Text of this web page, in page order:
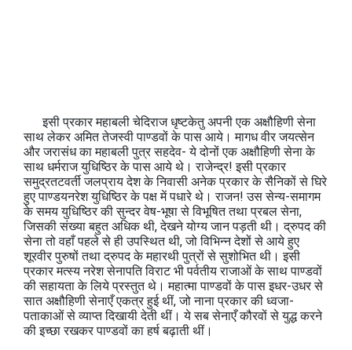
इसी प्रकार महाबली चेदिराज धृष्टकेतु अपनी एक अक्षौहिणी सेना
साथ लेकर अमित तेजस्वी पाण्डवों के पास आये। मागध वीर जयत्सेन
और जरासंध का महाबली पुत्र सहदेव- ये दोनों एक अक्षौहिणी सेना के
साथ धर्मराज युधिष्ठिर के पास आये थे। राजेन्द्र! इसी प्रकार
समुद्रतटवर्ती जलप्राय देश के निवासी अनेक प्रकार के सैनिकों से घिरे
हुए पाण्डयनरेश युधिष्ठिर के पक्ष में पधारे थे। राजन! उस सेन्य-समागम
के समय युधिष्ठिर की सुन्दर वेष-भूषा से विभूषित तथा प्रबल सेना,
जिसकी संख्या बहुत अधिक थी, देखने योग्य जान पड़ती थी। द्रुपद की
सेना तो वहाँ पहले से ही उपस्थित थी, जो विभिन्न देशों से आये हुए
शूरवीर पुरुषों तथा द्रुपद के महारथी पुत्रों से सुशोभित थी। इसी
प्रकार मत्स्य नरेश सेनापति विराट भी पर्वतीय राजाओं के साथ पाण्डवों
की सहायता के लिये प्रस्तुत थे। महात्मा पाण्डवों के पास इधर-उधर से
सात अक्षौहिणी सेनाएँ एकत्र हुई थीं, जो नाना प्रकार की ध्वजा-
पताकाओं से व्याप्त दिखायी देती थीं। ये सब सेनाएँ कौरवों से युद्ध करने
की इच्छा रखकर पाण्डवों का हर्ष बढ़ाती थीं।